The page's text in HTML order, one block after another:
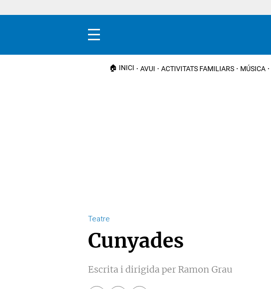
Menú
🏠 INICI AVUI ACTIVITATS FAMILIARS MÚSICA
Teatre
Cunyades
Escrita i dirigida per Ramon Grau